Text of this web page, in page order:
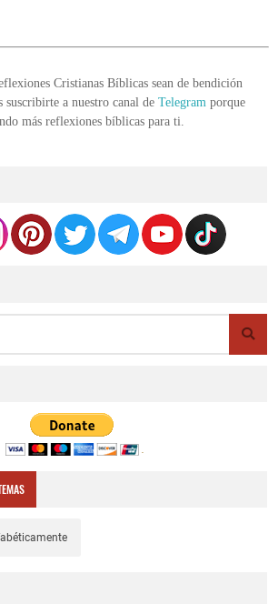
Cristianas Bíblicas sean de bendición
a nuestro canal de Telegram porque
más reflexiones bíblicas para ti.